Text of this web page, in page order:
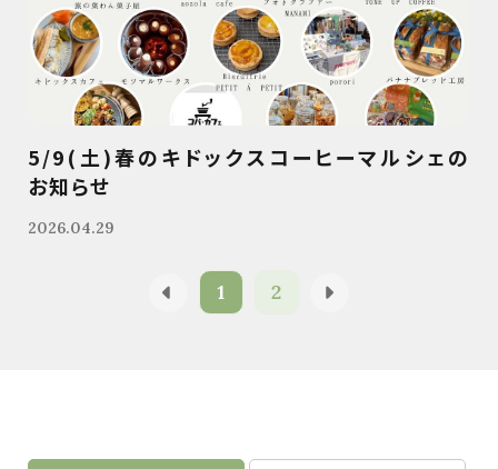
5/9(土)春のキドックスコーヒーマルシェの
お知らせ
2026.04.29
1 2